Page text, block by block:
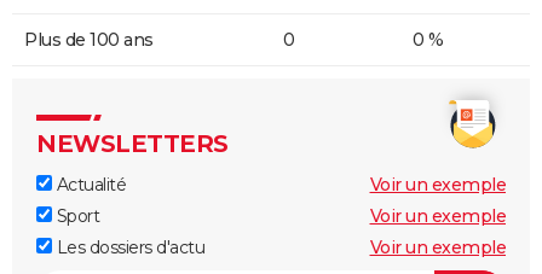
Plus de 100 ans 0 0 %
NEWSLETTERS
Actualité
Voir un exemple
Sport
Voir un exemple
Les dossiers d'actu
Voir un exemple